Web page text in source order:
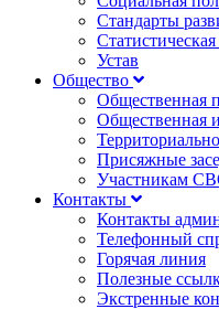
Стандарты
Устав
Общество
Общественная
Общественная
Присяжные
Участникам
Контакты
Контакты
Телефонный
Горячая линия
Полезные
Экстренные